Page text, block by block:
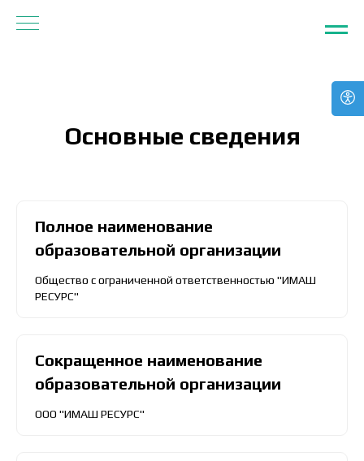
Основные сведения
Полное наименование
образовательной организации
Общество с ограниченной ответственностью "ИМАШ
РЕСУРС"
Сокращенное наименование
образовательной организации
ООО "ИМАШ РЕСУРС"